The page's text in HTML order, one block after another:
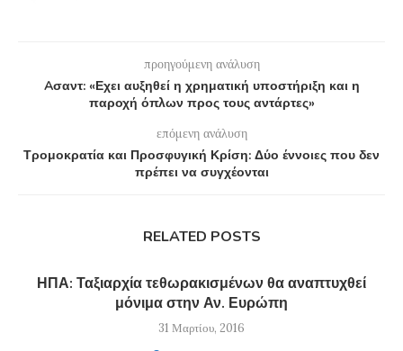
προηγούμενη ανάλυση
Aσαντ: «Εχει αυξηθεί η χρηματική υποστήριξη και η
παροχή όπλων προς τους αντάρτες»
επόμενη ανάλυση
Τρομοκρατία και Προσφυγική Κρίση: Δύο έννοιες που δεν
πρέπει να συγχέονται
RELATED POSTS
ΗΠΑ: Ταξιαρχία τεθωρακισμένων θα αναπτυχθεί
μόνιμα στην Αν. Ευρώπη
31 Μαρτίου, 2016